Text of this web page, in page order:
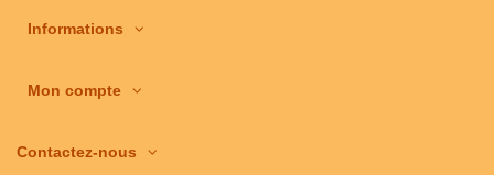
Informations
Mon compte
Contactez-nous